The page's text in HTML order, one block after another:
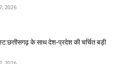
2026
के साथ देश-प्रदेश की चर्चित बड़ी